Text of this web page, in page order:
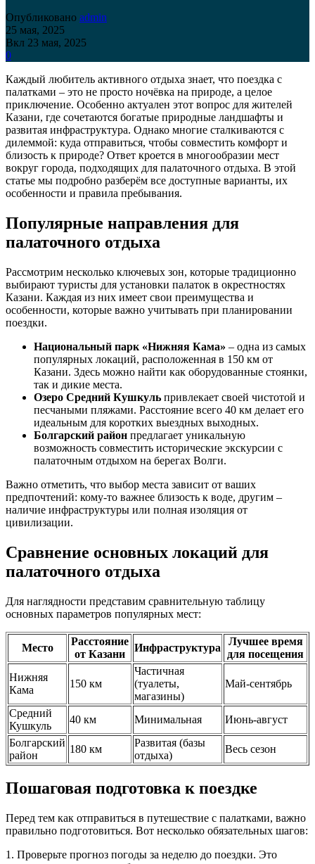
Опубликовано admin
25 мая, 2025
Вкл 23 мая, 2025
0
Каждый любитель активного отдыха знает, что поездка с
палатками – это не просто ночёвка на природе, а целое
приключение. Особенно актуален этот вопрос для жителей
Казани, где сочетаются богатые природные ландшафты и
развитая инфраструктура. Однако многие сталкиваются с
дилеммой: куда отправиться, чтобы совместить комфорт и
близость к природе? Ответ кроется в многообразии мест
вокруг города, подходящих для палаточного отдыха. В этой
статье мы подробно разберём все доступные варианты, их
особенности и правила пребывания.
Популярные направления для
палаточного отдыха
Рассмотрим несколько ключевых зон, которые традиционно
выбирают туристы для установки палаток в окрестностях
Казани. Каждая из них имеет свои преимущества и
особенности, которые важно учитывать при планировании
поездки.
Национальный парк «Нижняя Кама» – одна из самых
популярных локаций, расположенная в 150 км от
Казани. Здесь можно найти как оборудованные стоянки,
так и дикие места.
Озеро Средний Кушкуль привлекает своей чистотой и
песчаными пляжами. Расстояние всего 40 км делает его
идеальным для коротких выездных выходных.
Болгарский район предлагает уникальную
возможность совместить исторические экскурсии с
палаточным отдыхом на берегах Волги.
Важно отметить, что выбор места зависит от ваших
предпочтений: кому-то важнее близость к воде, другим –
наличие инфраструктуры или полная изоляция от
цивилизации.
Сравнение основных локаций для
палаточного отдыха
Для наглядности представим сравнительную таблицу
основных параметров популярных мест:
Место
Расстояние
от Казани
Инфраструктура
Лучшее время
для посещения
Нижняя
Кама
150 км
Частичная
(туалеты,
магазины)
Май-сентябрь
Средний
Кушкуль
40 км Минимальная
Июнь-август
Болгарский
район
180 км
Развитая (базы
отдыха)
Весь сезон
Пошаговая подготовка к поездке
Перед тем как отправиться в путешествие с палатками, важно
правильно подготовиться. Вот несколько обязательных шагов:
1. Проверьте прогноз погоды за неделю до поездки. Это